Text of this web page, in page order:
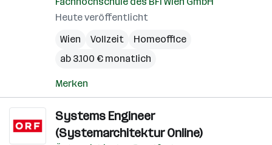
Heute veröffentlicht
Wien
Vollzeit
Homeoffice
ab 3.100 € monatlich
Merken
Systems Engineer
(Systemarchitektur Online)